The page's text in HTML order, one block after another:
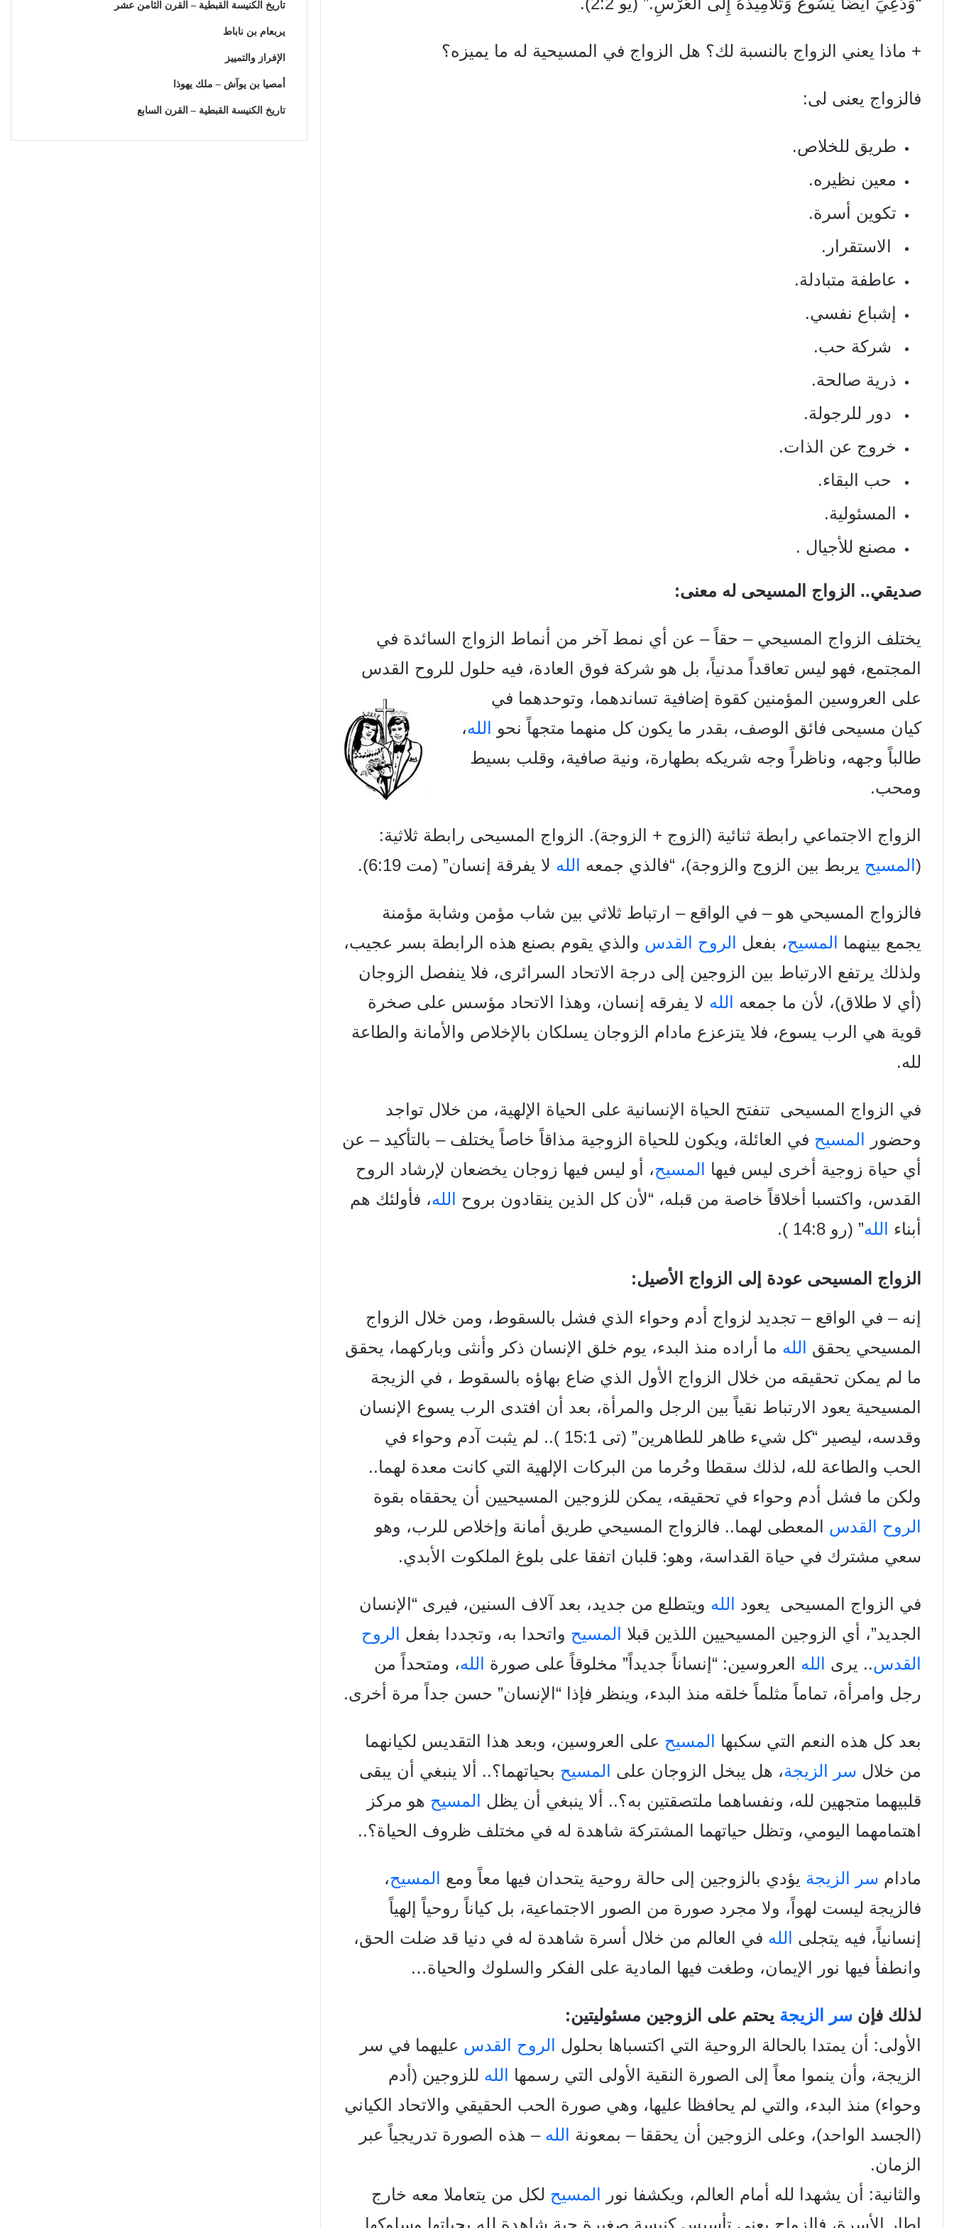
+ ماذا يعني الزواج بالنسبة لك؟ هل الزواج في المسيحية له ما يميزه؟
فالزواج يعنى لى:
طريق للخلاص.
معین نظيره.
تكوين أسرة.
الاستقرار.
عاطفة متبادلة.
إشباع نفسي.
شركة حب.
ذرية صالحة.
دور للرجولة.
خروج عن الذات.
حب البقاء.
المسئولية.
مصنع للأجيال .
صديقي.. الزواج المسيحى له معنى:
يختلف الزواج المسيحي – حقاً – عن أي نمط آخر من أنماط الزواج السائدة في
المجتمع، فهو ليس تعاقداً مدنياً، بل هو شركة فوق العادة، فيه حلول للروح القدس
على العروسين المؤمنين كقوة إضافية تساندهما، وتوحدهما في
کیان مسیحی فائق الوصف، بقدر ما يكون كل منهما متجهاً نحو الله،
طالباً وجهه، وناظراً وجه شریکه بطهارة، ونية صافية، وقلب بسيط
ومحب.
الزواج الاجتماعي رابطة ثنائية (الزوج + الزوجة).
الزواج المسيحى رابطة ثلاثية:
( المسيح يربط بين الزوج والزوجة)، “فالذي جمعه الله لا يفرقة إنسان” (مت 6 :19).
فالزواج المسيحي هو – في الواقع – ارتباط ثلاثي بين شاب مؤمن وشابة مؤمنة
يجمع بينهما المسيح، بفعل الروح القدس والذي يقوم بصنع هذه الرابطة بسر عجيب،
ولذلك يرتفع الارتباط بين الزوجين إلى درجة الاتحاد السرائری، فلا ينفصل الزوجان
(أي لا طلاق)، لأن ما جمعه الله لا يفرقه إنسان، وهذا الاتحاد مؤسس على صخرة
قوية هي
الرب يسوع، فلا يتزعزع مادام الزوجان يسلكان بالإخلاص والأمانة والطاعة
لله.
في الزواج المسيحى تنفتح الحياة الإنسانية على الحياة الإلهية، من خلال تواجد
وحضور
المسيح في العائلة، ويكون للحياة الزوجية مذاقاً خاصاً يختلف – بالتأكيد – عن
أي حياة زوجية أخرى ليس فيها
المسيح، أو ليس فيها زوجان يخضعان لإرشاد الروح
القدس، واكتسبا أخلاقاً خاصة من قبله، “لأن كل الذين ينقادون بروح
الله، فأولئك هم
أبناء
الله” (رو 14 :8 ).
الزواج المسيحى عودة إلى الزواج الأصيل:
إنه – في الواقع – تجديد لزواج أدم وحواء
الذي فشل بالسقوط، ومن خلال الزواج
المسيحي يحقق الله ما أراده منذ البدء، يوم خلق الإنسان ذكر وأنثى وباركهما، يحقق
ما لم يمكن تحقيقه من خلال الزواج الأول الذي ضاع بهاؤه بالسقوط ، في الزيجة
المسيحية يعود الارتباط نقياً بين الرجل والمرأة، بعد أن افتدى الرب يسوع
الإنسان
وقدسه، ليصير “كل شيء طاهر للطاهرين” (تى 15
:1 ).. لم يثبت آدم وحواء في
الحب والطاعة لله، لذلك سقطا وحُرما من البركات الإلهية التي كانت معدة لهما..
ولكن ما فشل أدم وحواء في تحقيقه، يمكن للزوجين المسيحيين أن يحققاه بقوة
الروح القدس
المعطى لهما.. فالزواج المسيحي طريق أمانة وإخلاص للرب، وهو
سعي مشترك في حياة
القداسة، وهو: قلبان اتفقا على بلوغ الملكوت الأبدي.
في الزواج المسيحى يعود الله ويتطلع من جديد، بعد آلاف السنين، فيرى “الإنسان
الجديد”، أي الزوجين المسيحيين اللذين قبلا
المسيح واتحدا به، وتجددا بفعل
الروح
القدس.. يرى الله العروسين: “إنساناً جديداً” مخلوقاً على صورة الله، ومتحداً من
رجل وامرأة، تماماً مثلماً خلقه منذ البدء، وينظر فإذا “الإنسان” حسن جداً مرة أخرى.
بعد كل هذه النعم التي سكبها المسيح على العروسين، وبعد هذا التقديس لكيانهما
من خلال سر الزيجة، هل يبخل الزوجان على المسيح بحياتهما؟.. ألا ينبغي أن يبقى
قلبيهما متجهين لله، ونفساهما ملتصقتين به؟.. ألا ينبغي أن يظل المسيح هو مركز
اهتمامهما
اليومي، وتظل حياتهما المشتركة شاهدة له في مختلف ظروف الحياة؟..
مادام سر الزيجة يؤدي بالزوجين إلى حالة روحية يتحدان فيها معاً ومع المسيح،
فالزيجة ليست لهواً، ولا مجرد صورة من الصور الاجتماعية، بل كياناً روحياً
إلهياً
إنسانياً، فيه يتجلى
الله في العالم من خلال أسرة شاهدة له في دنيا قد ضلت الحق،
وانطفأ فيها نور الإيمان، وطغت فيها المادية على الفكر والسلوك والحياة…
لذلك فإن سر الزيجة يحتم على الزوجين مسئوليتين:
الأولى: أن يمتدا بالحالة الروحية التي اكتسباها بحلول
الروح القدس عليهما في سر
الزيجة، وأن ينموا معاً إلى الصورة النقية الأولى التي رسمها
الله للزوجين (أدم
وحواء) منذ البدء، والتي لم يحافظا عليها، وهي صورة الحب الحقيقي والاتحاد الكياني
(الجسد
الواحد)، وعلى الزوجين أن يحققا – بمعونة الله – هذه الصورة تدريجياً عبر
الزمان.
والثانية: أن يشهدا لله أمام العالم، ويكشفا نور
المسيح لكل من يتعاملا معه خارج
إطار
الأسرة، فالزواج يعني تأسيس كنيسة صغيرة حية شاهدة لله بحياتها وسلوكها..
تاريخ الكنيسة القبطية – القرن الثامن عشر
يربعام بن ناباط
الإفراز والتمييز
أمصيا بن يوآش – ملك يهوذا
تاريخ الكنيسة القبطية – القرن السابع